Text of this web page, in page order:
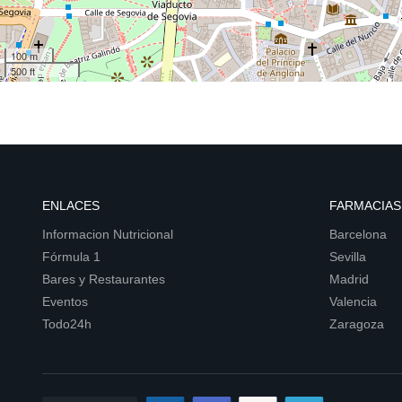
100 m
500 ft
ENLACES
Informacion Nutricional
Fórmula 1
Bares y Restaurantes
Eventos
Todo24h
FARMACIAS
Barcelona
Sevilla
Madrid
Valencia
Zaragoza